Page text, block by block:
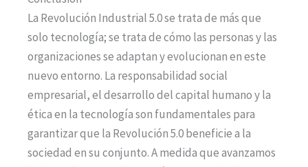
La Revolución Industrial 5.0 se trata de más que
solo tecnología; se trata de cómo las personas y las
organizaciones se adaptan y evolucionan en este
nuevo entorno. La responsabilidad social
empresarial, el desarrollo del capital humano y la
ética en la tecnología son fundamentales para
garantizar que la Revolución 5.0 beneficie a la
sociedad en su conjunto. A medida que avanzamos